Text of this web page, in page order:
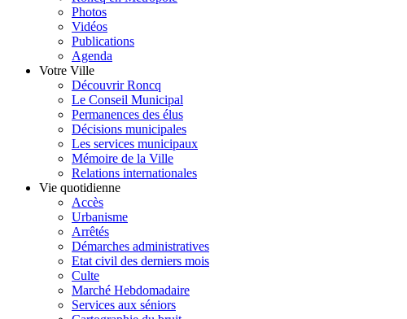
Photos
Vidéos
Publications
Agenda
Votre Ville
Découvrir Roncq
Le Conseil Municipal
Permanences des élus
Décisions municipales
Les services municipaux
Mémoire de la Ville
Relations internationales
Vie quotidienne
Accès
Urbanisme
Arrêtés
Démarches administratives
Etat civil des derniers mois
Culte
Marché Hebdomadaire
Services aux séniors